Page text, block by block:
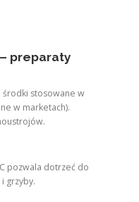
preparaty
środki stosowane w
w marketach).
pozwala dotrzeć do
grzyby.